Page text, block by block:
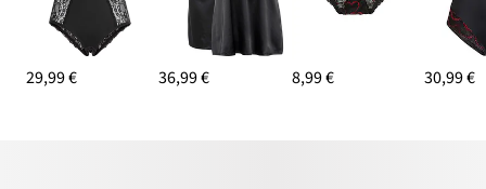
29,99 € 36,99 € 8,99 € 30,99 €